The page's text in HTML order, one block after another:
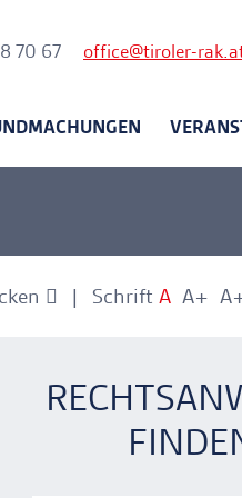
70 67 office tiroler-
Schrift A A+